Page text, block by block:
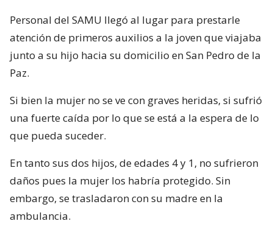
Personal del SAMU llegó al lugar para prestarle
atención de primeros auxilios a la joven que viajaba
junto a su hijo hacia su domicilio en San Pedro de la
Paz.
Si bien la mujer no se ve con graves heridas, si sufrió
una fuerte caída por lo que se está a la espera de lo
que pueda suceder.
En tanto sus dos hijos, de edades 4 y 1, no sufrieron
daños pues la mujer los habría protegido. Sin
embargo, se trasladaron con su madre en la
ambulancia.